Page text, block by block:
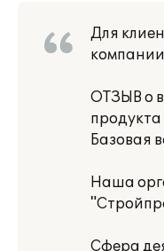
Для
ОТЗЫВ о
продукта
Базовая
Наша
Сфера